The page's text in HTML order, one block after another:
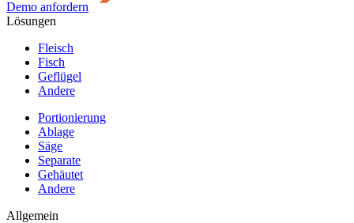
Demo anfordern
Lösungen
Fleisch
Fisch
Geflügel
Andere
Portionierung
Ablage
Säge
Separate
Gehäutet
Andere
Allgemein